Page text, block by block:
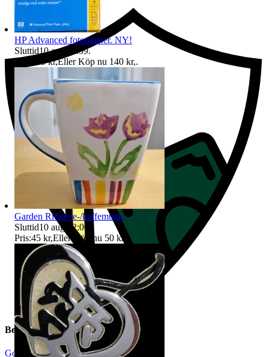
Beskrivning
Gott använt skick
HP Advanced fotopapper. NY!
Sluttid10 aug 11:59.
Pris:
135 kr,Eller Köp nu 140 kr,.
Garden Ridge te-/kaffemugg
Sluttid10 aug 12:00
Pris:45 kr,Eller Köp nu 50 kr